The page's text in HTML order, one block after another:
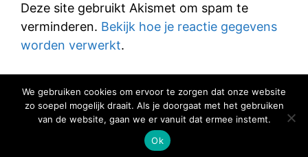
Deze site gebruikt Akismet om spam te
verminderen. Bekijk hoe je reactie gegevens
worden verwerkt.
© 2025 Elke Hap Telt
We gebruiken cookies om ervoor te zorgen dat onze website
zo soepel mogelijk draait. Als je doorgaat met het gebruiken
van de website, gaan we er vanuit dat ermee instemt.
Ok